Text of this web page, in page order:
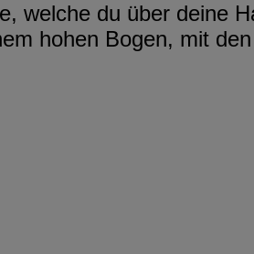
welche du über deine
hohen Bogen, mit